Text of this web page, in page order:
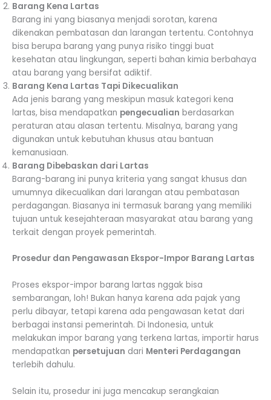
Barang Kena Lartas
Barang ini yang biasanya menjadi sorotan, karena
dikenakan pembatasan dan larangan tertentu. Contohnya
bisa berupa barang yang punya risiko tinggi buat
kesehatan atau lingkungan, seperti bahan kimia berbahaya
atau barang yang bersifat adiktif.
Barang Kena Lartas Tapi Dikecualikan
Ada jenis barang yang meskipun masuk kategori kena
lartas, bisa mendapatkan pengecualian berdasarkan
peraturan atau alasan tertentu. Misalnya, barang yang
digunakan untuk kebutuhan khusus atau bantuan
kemanusiaan.
Barang Dibebaskan dari Lartas
Barang-barang ini punya kriteria yang sangat khusus dan
umumnya dikecualikan dari larangan atau pembatasan
perdagangan. Biasanya ini termasuk barang yang memiliki
tujuan untuk kesejahteraan masyarakat atau barang yang
terkait dengan proyek pemerintah.
Prosedur dan Pengawasan Ekspor-Impor Barang Lartas
Proses ekspor-impor barang lartas nggak bisa
sembarangan, loh! Bukan hanya karena ada pajak yang
perlu dibayar, tetapi karena ada pengawasan ketat dari
berbagai instansi pemerintah. Di Indonesia, untuk
melakukan impor barang yang terkena lartas, importir harus
mendapatkan persetujuan dari Menteri Perdagangan
terlebih dahulu.
Selain itu, prosedur ini juga mencakup serangkaian